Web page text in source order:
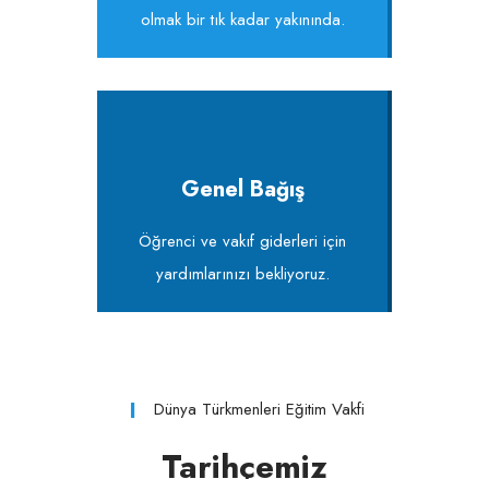
olmak bir tık kadar yakınında.
Genel Bağış
Öğrenci ve vakıf giderleri için
yardımlarınızı bekliyoruz.
Dünya Türkmenleri Eğitim Vakfi
Tarihçemiz